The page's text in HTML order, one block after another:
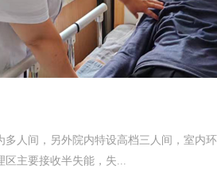
多人间，另外院内特设高档三人间，室内
区主要接收半失能，失...